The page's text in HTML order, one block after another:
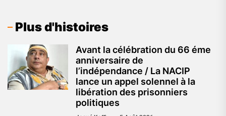
Plus d'histoires
Avant la célébration du 66 éme
anniversaire de
l’indépendance / La NACIP
lance un appel solennel à la
libération des prisonniers
politiques